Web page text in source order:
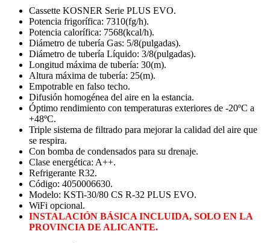
Cassette KOSNER Serie PLUS EVO.
Potencia frigorífica: 7310(fg/h).
Potencia calorífica: 7568(kcal/h).
Diámetro de tubería Gas: 5/8(pulgadas).
Diámetro de tubería Líquido: 3/8(pulgadas).
Longitud máxima de tubería: 30(m).
Altura máxima de tubería: 25(m).
Empotrable en falso techo.
Difusión homogénea del aire en la estancia.
Óptimo rendimiento con temperaturas exteriores de -20ºC a
+48ºC.
Triple sistema de filtrado para mejorar la calidad del aire que
se respira.
Con bomba de condensados para su drenaje.
Clase energética: A++.
Refrigerante R32.
Código: 4050006630.
Modelo: KSTi-30/80 CS R-32 PLUS EVO.
WiFi opcional.
INSTALACIÓN BÁSICA INCLUIDA, SOLO EN LA
PROVINCIA DE ALICANTE.